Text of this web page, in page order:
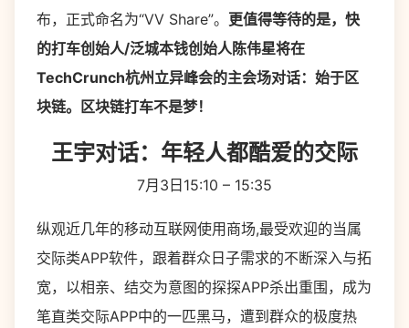
布，正式命名为“VV Share”。 更值得等待的是，快
的打车创始人/泛城本钱创始人陈伟星将在
TechCrunch杭州立异峰会的主会场对话：始于区
块链。区块链打车不是梦！
王宇对话：年轻人都酷爱的交际
7月3日15:10 – 15:35
纵观近几年的移动互联网使用商场,最受欢迎的当属
交际类APP软件，跟着群众日子需求的不断深入与拓
宽，以相亲、结交为意图的探探APP杀出重围，成为
笔直类交际APP中的一匹黑马，遭到群众的极度热